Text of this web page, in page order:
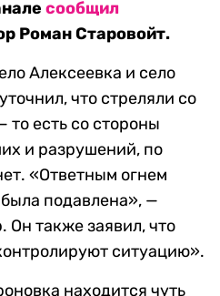
сообщил
Роман Старовойт.
Алексеевка и село
что стреляли со
то есть со стороны
и разрушений, по
«Ответным огнем
подавлена», —
Он также заявил, что
ситуацию».
находится чуть